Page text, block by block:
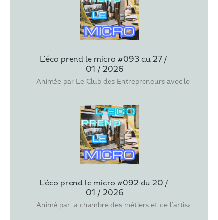
L'éco prend le micro #093 du 27 /
01 / 2026
Animée par Le Club des Entrepreneurs avec les
L'éco prend le micro #092 du 20 /
01 / 2026
Animé par la chambre des métiers et de l'artisanat